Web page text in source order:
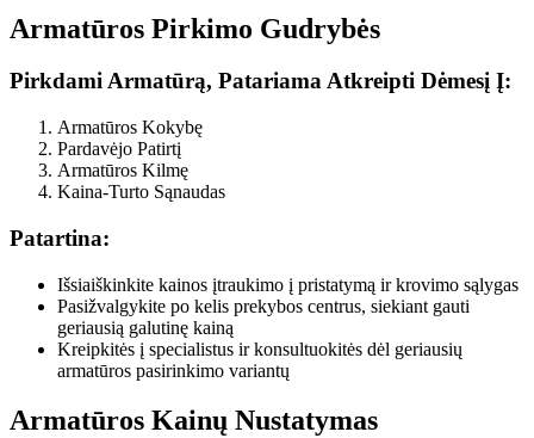
Armatūros Pirkimo Gudrybės
Pirkdami Armatūrą, Patariama Atkreipti Dėmesį Į:
Armatūros Kokybę
Pardavėjo Patirtį
Armatūros Kilmę
Kaina-Turto Sąnaudas
Patartina:
Išsiaiškinkite kainos įtraukimo į pristatymą ir krovimo sąlygas
Pasižvalgykite po kelis prekybos centrus, siekiant gauti
geriausią galutinę kainą
Kreipkitės į specialistus ir konsultuokitės dėl geriausių
armatūros pasirinkimo variantų
Armatūros Kainų Nustatymas